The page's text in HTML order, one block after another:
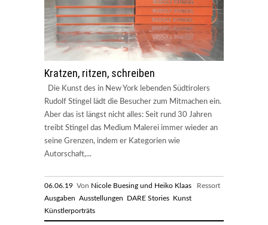
Kratzen, ritzen, schreiben
Die Kunst des in New York lebenden Südtirolers
Rudolf Stingel lädt die Besucher zum Mitmachen ein.
Aber das ist längst nicht alles: Seit rund 30 Jahren
treibt Stingel das Medium Malerei immer wieder an
seine Grenzen, indem er Kategorien wie
Autorschaft,...
06.06.19 Von Nicole Buesing und Heiko Klaas Ressort
Ausgaben Ausstellungen DARE Stories Kunst
Künstlerporträts